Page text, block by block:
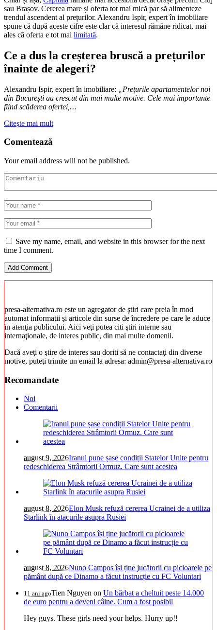
sau Brașov. Cererea mare și oferta tot mai mică par să alimenteze
trendul ascendent al prețurilor. Alexandru Ispir, expert în imobiliare
spune că după aceste cifre este clar că interesul rămâne ridicat, mai
ales că oferta e tot mai limitată.
Ce a dus la creșterea bruscă a prețurilor
înainte de alegeri?
Alexandru Ispir, expert în imobiliare: „Prețurile apartamentelor noi
din București au crescut din mai multe motive. Cele mai importante
fiind scăderea ofertei,…
Citeşte mai mult
Comentează
Your email address will not be published.
Save my name, email, and website in this browser for the next
time I comment.
presa-alternativa.ro este un agregator de ştiri care preia în mod
automat informaţii şi articole din surse de încredere pe care le aduce
în atenţia publicului. Aici veţi putea citi ştiri interne sau
internaţionale, de interes public, din mai multe domenii.
Dacă aveţi o ştire de interes sau doriţi să ne contactaţi din diverse
motive, puteţi trimite un email la adresa: admin@presa-alternativa.ro
Recomandate
Noi
Comentarii
august 9, 2026Iranul pune șase condiții Statelor Unite pentru
redeschiderea Strâmtorii Ormuz. Care sunt acestea
august 8, 2026Elon Musk refuză cererea Ucrainei de a utiliza
Starlink în atacurile asupra Rusiei
august 8, 2026Nuno Campos își ține jucătorii cu picioarele pe
pământ după ce Dinamo a făcut instrucție cu FC Voluntari
11 ani agoTien Nguyen on Un bărbat a cheltuit peste 14.000
de euro pentru a deveni câine. Cum a fost posibil
Hey guys. These girls need your helps. Hurry up!!